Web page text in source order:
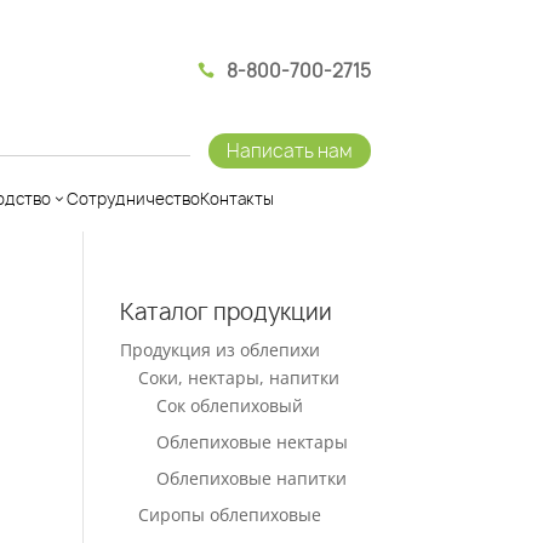
 8-800-700-2715
Написать нам
СотрудничествоКонтакты
Каталог продукции
Продукция из облепихи
Соки, нектары, напитки
Сок облепиховый
Облепиховые нектары
Облепиховые напитки
Сиропы облепиховые